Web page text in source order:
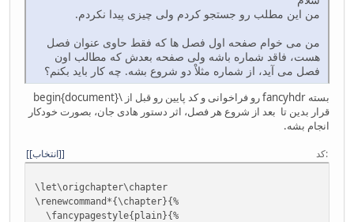
من این مطلب رو جستجو کردم ولی چیزی پیدا نکردم.
من می خوام صفحه اول فصل ها که فقط حاوی عنوان فصل
هست، فاقد شماره باشه ولی صفحه بعدش که مطالب اون
فصل می آید، از شماره مثلاْ دو شروع بشه. چه کار باید بکنم؟
بسته ‎fancyhdr‎ رو فراخوانی و کد پایین رو قبل از \begin{‎document}‎‎
قرار بدین تا بعد از شروع هر فصل‏، اثر دستور هادی جان، بصورت خودکار
انجام بشه.
کد [انتخاب]
‎\let\origchapter\chapter‎
\renewcommand*{‎\chapter‎}{%
‎\fancypagestyle{plain}{%‎